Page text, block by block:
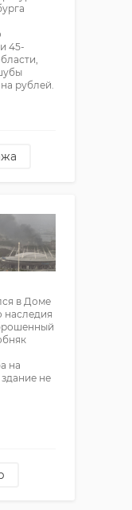
45-
рублей.
в Доме
наследия
на
не